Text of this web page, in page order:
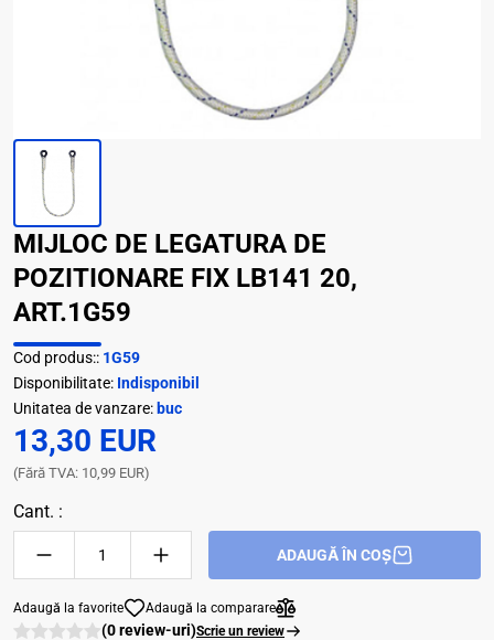
MIJLOC DE LEGATURA DE
POZITIONARE FIX LB141 20,
ART.1G59
Cod produs:: 1G59
Disponibilitate: Indisponibil
Unitatea de vanzare: buc
13,30 EUR
(Fără TVA: 10,99 EUR)
Cant. :
ADAUGĂ ÎN COȘ
Adaugă la favorite Adaugă la comparare
(0 review-uri)Scrie un review